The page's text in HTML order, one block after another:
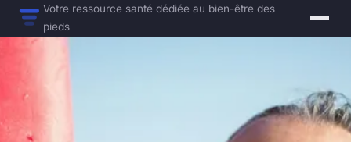
Votre ressource santé dédiée au bien-être des
pieds